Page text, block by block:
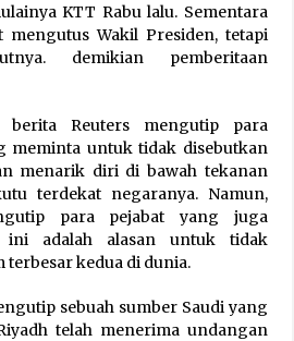
Haji Khusus Tahap III Ditutup,
Kuota Capai 101,81%
di Persimpangan: antara
Status Quo atau Perubahan
14, 2026
KTT Rabu lalu. Sementara
Wakil Presiden, tetapi
demikian pemberitaan
berita Reuters mengutip para
meminta untuk tidak disebutkan
menarik diri di bawah tekanan
terdekat negaranya. Namun,
para pejabat yang juga
ini adalah alasan untuk tidak
terbesar kedua di dunia.
sebuah sumber Saudi yang
telah menerima undangan